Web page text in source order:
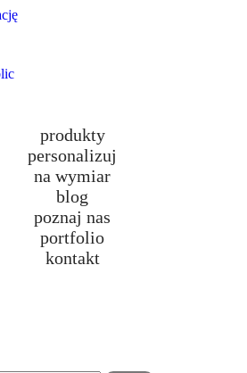
produkty
personalizuj
na wymiar
blog
poznaj nas
portfolio
kontakt
stół rozkładany
dostarcza również solidnej
codziennego. To mebel